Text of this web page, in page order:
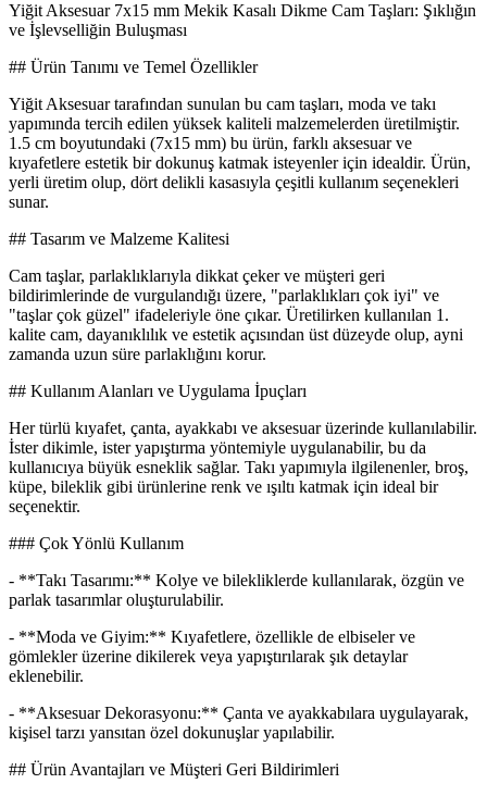
Yiğit Aksesuar 7x15 mm Mekik Kasalı Dikme Cam Taşları: Şıklığın
ve İşlevselliğin Buluşması
## Ürün Tanımı ve Temel Özellikler
Yiğit Aksesuar tarafından sunulan bu cam taşları, moda ve takı
yapımında tercih edilen yüksek kaliteli malzemelerden üretilmiştir.
1.5 cm boyutundaki (7x15 mm) bu ürün, farklı aksesuar ve
kıyafetlere estetik bir dokunuş katmak isteyenler için idealdir. Ürün,
yerli üretim olup, dört delikli kasasıyla çeşitli kullanım seçenekleri
sunar.
## Tasarım ve Malzeme Kalitesi
Cam taşlar, parlaklıklarıyla dikkat çeker ve müşteri geri
bildirimlerinde de vurgulandığı üzere, "parlaklıkları çok iyi" ve
"taşlar çok güzel" ifadeleriyle öne çıkar. Üretilirken kullanılan 1.
kalite cam, dayanıklılık ve estetik açısından üst düzeyde olup, ayni
zamanda uzun süre parlaklığını korur.
## Kullanım Alanları ve Uygulama İpuçları
Her türlü kıyafet, çanta, ayakkabı ve aksesuar üzerinde kullanılabilir.
İster dikimle, ister yapıştırma yöntemiyle uygulanabilir, bu da
kullanıcıya büyük esneklik sağlar. Takı yapımıyla ilgilenenler, broş,
küpe, bileklik gibi ürünlerine renk ve ışıltı katmak için ideal bir
seçenektir.
### Çok Yönlü Kullanım
- **Takı Tasarımı:** Kolye ve bilekliklerde kullanılarak, özgün ve
parlak tasarımlar oluşturulabilir.
- **Moda ve Giyim:** Kıyafetlere, özellikle de elbiseler ve
gömlekler üzerine dikilerek veya yapıştırılarak şık detaylar
eklenebilir.
- **Aksesuar Dekorasyonu:** Çanta ve ayakkabılara uygulayarak,
kişisel tarzı yansıtan özel dokunuşlar yapılabilir.
## Ürün Avantajları ve Müşteri Geri Bildirimleri